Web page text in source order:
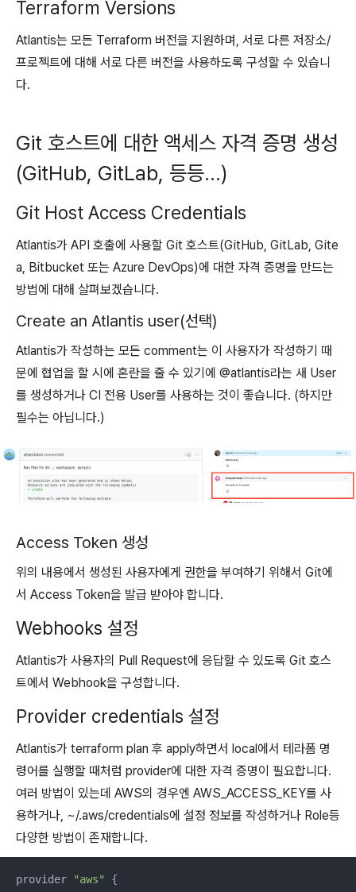
Terraform Versions
Atlantis는 모든 Terraform 버전을 지원하며, 서로 다른 저장소/
프로젝트에 대해 서로 다른 버전을 사용하도록 구성할 수 있습니
다.
Git 호스트에 대한 액세스 자격 증명 생성
(GitHub, GitLab, 등등…)
Git Host Access Credentials
Atlantis가 API 호출에 사용할 Git 호스트(GitHub, GitLab, Gite
a, Bitbucket 또는 Azure DevOps)에 대한 자격 증명을 만드는
방법에 대해 살펴보겠습니다.
Create an Atlantis user(선택)
Atlantis가 작성하는 모든 comment는 이 사용자가 작성하기 때
문에 협업을 할 시에 혼란을 줄 수 있기에 @atlantis라는 새 User
를 생성하거나 CI 전용 User를 사용하는 것이 좋습니다. (하지만
필수는 아닙니다.)
Access Token 생성
위의 내용에서 생성된 사용자에게 권한을 부여하기 위해서 Git에
서 Access Token을 발급 받아야 합니다.
Webhooks 설정
Atlantis가 사용자의 Pull Request에 응답할 수 있도록 Git 호스
트에서 Webhook을 구성합니다.
Provider credentials 설정
Atlantis가 terraform plan 후 apply하면서 local에서 테라폼 명
령어를 실행할 때처럼 provider에 대한 자격 증명이 필요합니다.
여러 방법이 있는데 AWS의 경우엔 AWS_ACCESS_KEY를 사
용하거나, ~/.aws/credentials에 설정 정보를 작성하거나 Role등
다양한 방법이 존재합니다.
provider "aws"
{